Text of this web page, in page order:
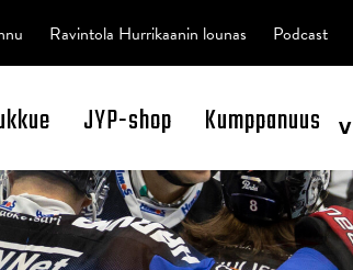
JYP-shop Kumppanuus ^
Ravintola Hurrikaanin lounas Podcast